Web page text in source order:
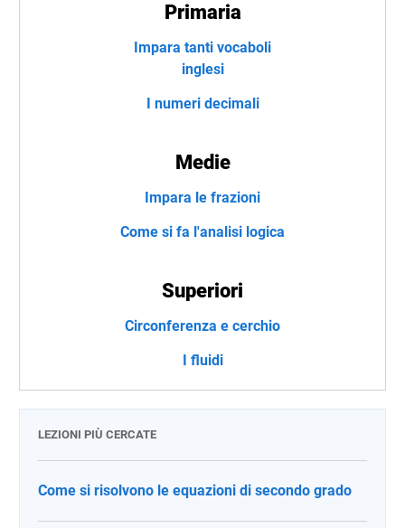
Primaria
Impara tanti vocaboli
inglesi
I numeri decimali
Medie
Impara le frazioni
Come si fa l'analisi logica
Superiori
Circonferenza e cerchio
I fluidi
LEZIONI PIÙ CERCATE
Come si risolvono le equazioni di secondo grado